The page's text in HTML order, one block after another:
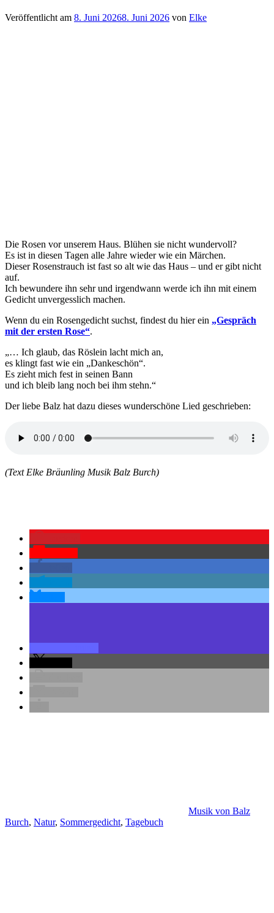
Veröffentlicht am 8. Juni 20268. Juni 2026 von Elke
Die Rosen vor unserem Haus. Blühen sie nicht wundervoll?
Es ist in diesen Tagen alle Jahre wieder wie ein Märchen.
Dieser Rosenstrauch ist fast so alt wie das Haus – und er gibt nicht
auf.
Ich bewundere ihn sehr und irgendwann werde ich ihn mit einem
Gedicht unvergesslich machen.
Wenn du ein Rosengedicht suchst, findest du hier ein „Gespräch
mit der ersten Rose“.
„… Ich glaub, das Röslein lacht mich an,
es klingt fast wie ein „Dankeschön“.
Es zieht mich fest in seinen Bann
und ich bleib lang noch bei ihm stehn.“
Der liebe Balz hat dazu dieses wunderschöne Lied geschrieben:
(Text Elke Bräunling Musik Balz Burch)
Musik von Balz
Burch, Natur, Sommergedicht, Tagebuch